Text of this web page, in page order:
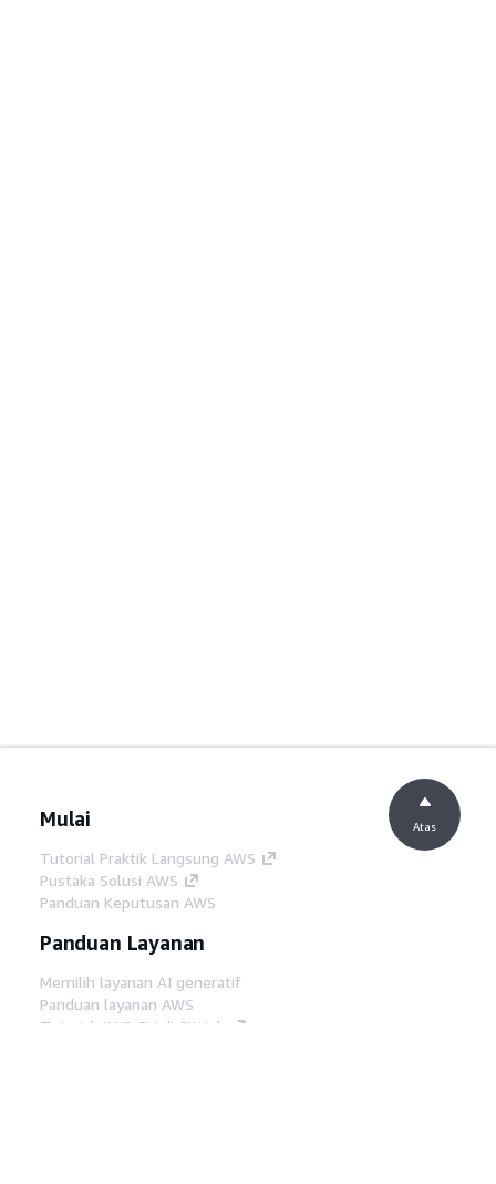
Mulai
Tutorial Praktik Langsung AWS
Pustaka Solusi AWS
Panduan Keputusan AWS
Panduan Layanan
Memilih layanan AI generatif
Panduan layanan AWS
Tutorial AWS CLI di GitHub
Atas